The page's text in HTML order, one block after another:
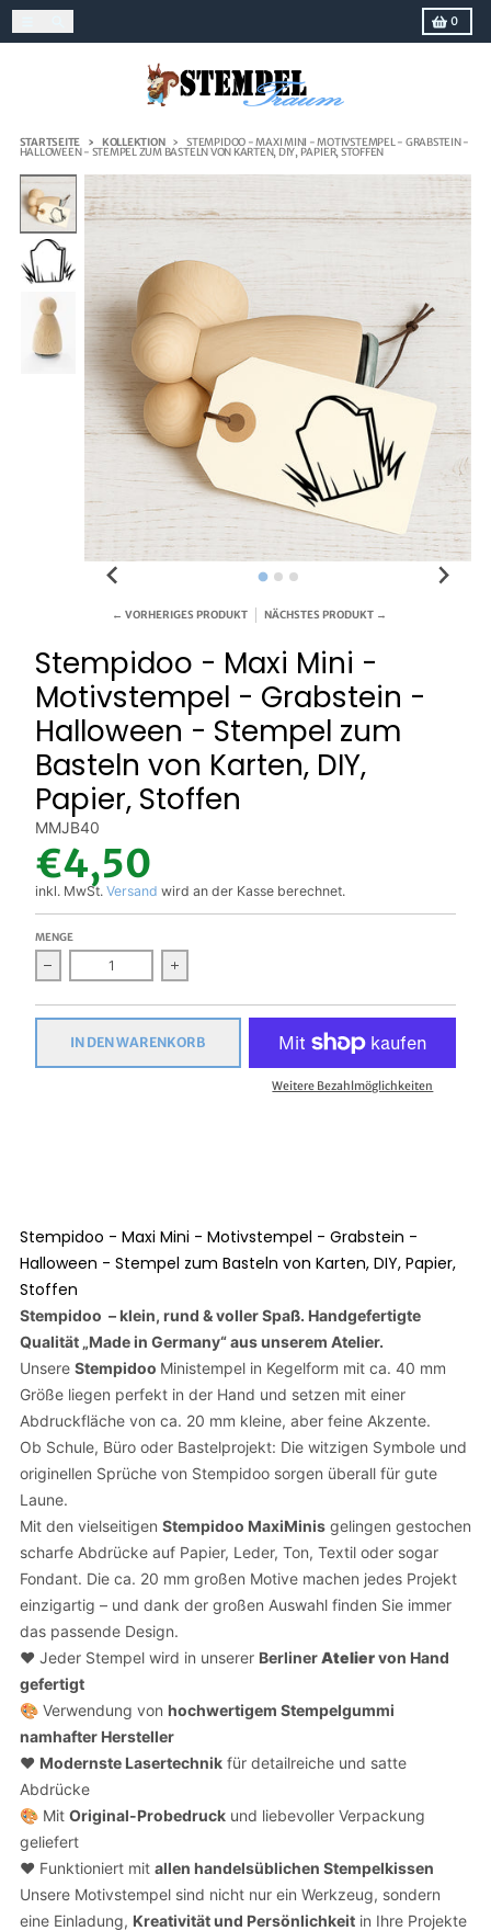
Direkt zum Inhalt
0
STARTSEITE KOLLEKTION STEMPIDOO - MAXI MINI - MOTIVSTEMPEL - GRABSTEIN -
HALLOWEEN - STEMPEL ZUM BASTELN VON KARTEN, DIY, PAPIER, STOFFEN
Zu Produktinformationen springen
← VORHERIGES PRODUKT NÄCHSTES PRODUKT →
Stempidoo - Maxi Mini -
Motivstempel - Grabstein -
Halloween - Stempel zum
Basteln von Karten, DIY,
Papier, Stoffen
MMJB40
€4,50
inkl. MwSt. Versand wird an der Kasse berechnet.
MENGE
Verringern Sie die Menge für Stempidoo - Maxi Mini -
Erhöhen Sie die Menge für Stempidoo -
IN DEN WARENKORB
Weitere Bezahlmöglichkeiten
Stempidoo - Maxi Mini - Motivstempel - Grabstein -
Halloween - Stempel zum Basteln von Karten, DIY, Papier,
Stoffen
Stempidoo – klein, rund & voller Spaß. Handgefertigte
Qualität „Made in Germany“ aus unserem Atelier.
Unsere Stempidoo Ministempel in Kegelform mit ca. 40 mm
Größe liegen perfekt in der Hand und setzen mit einer
Abdruckfläche von ca. 20 mm kleine, aber feine Akzente.
Ob Schule, Büro oder Bastelprojekt: Die witzigen Symbole und
originellen Sprüche von Stempidoo sorgen überall für gute
Laune.
Mit den vielseitigen Stempidoo MaxiMinisgelingen gestochen
scharfe Abdrücke auf Papier, Leder, Ton, Textil oder sogar
Fondant. Die ca. 20 mm großen Motive machen jedes Projekt
einzigartig – und dank der großen Auswahl finden Sie immer
das passende Design.
❤️ Jeder Stempel wird in unserer BerlinerAteliervon Hand
gefertigt
🎨 Verwendung von hochwertigem Stempelgummi
namhafter Hersteller
❤️ Modernste Lasertechnikfür detailreiche und satte
Abdrücke
🎨 Mit Original-Probedruckund liebevoller Verpackung
geliefert
❤️ Funktioniert mit allen handelsüblichen Stempelkissen
Unsere Motivstempel sind nicht nur ein Werkzeug, sondern
eine Einladung, Kreativität und Persönlichkeitin Ihre Projekte